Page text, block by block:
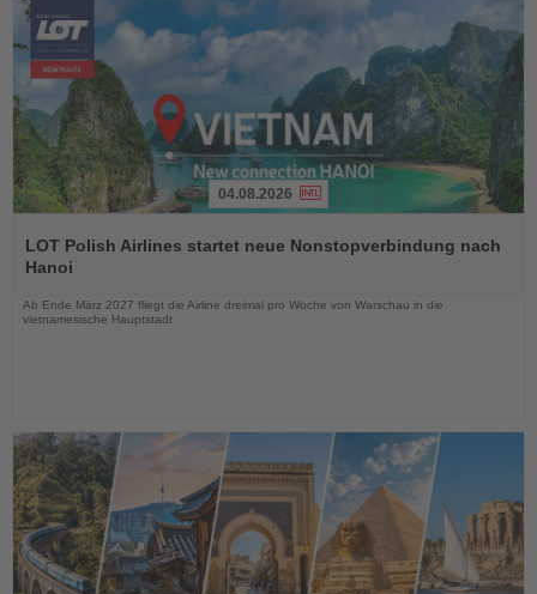
Sie
die
04.08.2026
LOT Polish Airlines startet neue Nonstopverbindung nach
Hanoi
Ab Ende März 2027 fliegt die Airline dreimal pro Woche von Warschau in die
vietnamesische Hauptstadt